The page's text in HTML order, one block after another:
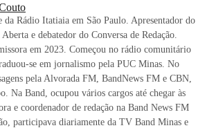
da Rádio Itatiaia em São Paulo. Apresentador do
e debatedor do Conversa de Redação.
em 2023. Começou no rádio comunitário
se em jornalismo pela PUC Minas. No
pela Alvorada FM, BandNews FM e CBN,
Na Band, ocupou vários cargos até chegar às
e coordenador de redação na Band News FM
participava diariamente da TV Band Minas e